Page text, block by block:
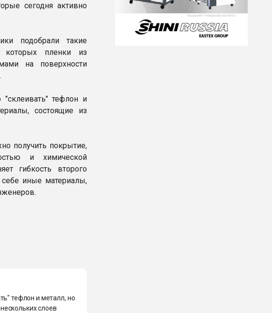
сегодня активно
подобрали такие
которых пленки из
на поверхности
"склеивать" тефлон и
состоящие из
получить покрытие,
и химической
гибкость второго
иные материалы,
тефлон и металл, но
слоев